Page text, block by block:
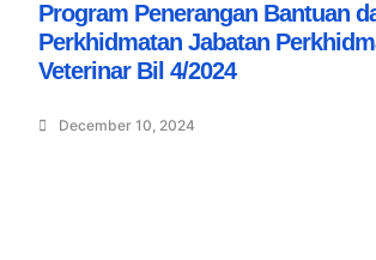
Program Penerangan Bantuan
Perkhidmatan Jabatan
Veterinar Bil 4/2024
December 10, 2024